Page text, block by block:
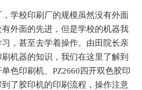
校印刷厂的规模虽然没有外面
外面的先进，但是学校的机器我
，甚至去学着操作。由田院长亲
机器的知识，我们在这里了解到
色印刷机、PZ2660四开双色胶印
了胶印机的印刷流程，操作注意